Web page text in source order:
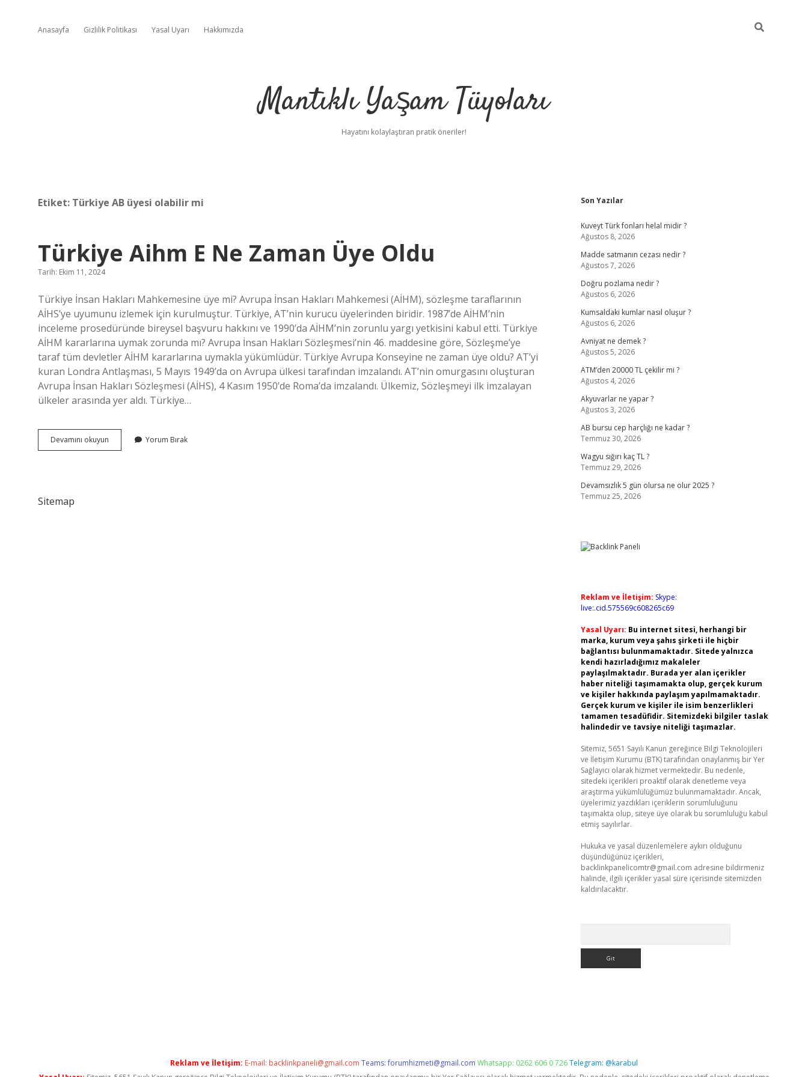
Anasayfa Gizlilik Politikası Yasal Uyarı Hakkımızda
Mantıklı Yaşam Tüyoları
Hayatını kolaylaştıran pratik öneriler!
Etiket: Türkiye AB üyesi olabilir mi
Türkiye Aihm E Ne Zaman Üye Oldu
Tarih: Ekim 11, 2024
Türkiye İnsan Hakları Mahkemesine üye mi? Avrupa İnsan Hakları Mahkemesi (AİHM), sözleşme taraflarının
AİHS’ye uyumunu izlemek için kurulmuştur. Türkiye, AT’nin kurucu üyelerinden biridir. 1987’de AİHM’nin
inceleme prosedüründe bireysel başvuru hakkını ve 1990’da AİHM’nin zorunlu yargı yetkisini kabul etti. Türkiye
AİHM kararlarına uymak zorunda mı? Avrupa İnsan Hakları Sözleşmesi’nin 46. maddesine göre, Sözleşme’ye
taraf tüm devletler AİHM kararlarına uymakla yükümlüdür. Türkiye Avrupa Konseyine ne zaman üye oldu? AT’yi
kuran Londra Antlaşması, 5 Mayıs 1949’da on Avrupa ülkesi tarafından imzalandı. AT’nin omurgasını oluşturan
Avrupa İnsan Hakları Sözleşmesi (AİHS), 4 Kasım 1950’de Roma’da imzalandı. Ülkemiz, Sözleşmeyi ilk imzalayan
ülkeler arasında yer aldı. Türkiye…
Devamını okuyun
Aihm
Yorum Bırak
Sitemap
Sidebar
Son Yazılar
Kuveyt Türk fonları helal midir ?
Ağustos 8, 2026
Madde satmanın cezası nedir ?
Ağustos 7, 2026
Doğru pozlama nedir ?
Ağustos 6, 2026
Kumsaldaki kumlar nasıl oluşur ?
Ağustos 6, 2026
Avniyat ne demek ?
Ağustos 5, 2026
ATM’den 20000 TL çekilir mi ?
Ağustos 4, 2026
Akyuvarlar ne yapar ?
Ağustos 3, 2026
AB bursu cep harçlığı ne kadar ?
Temmuz 30, 2026
Wagyu sığırı kaç TL ?
Temmuz 29, 2026
Devamsızlık 5 gün olursa ne olur 2025 ?
Temmuz 25, 2026
Reklam ve İletişim: Skype:
live:.cid.575569c608265c69
Yasal Uyarı: Bu internet sitesi, herhangi bir
marka, kurum veya şahıs şirketi ile hiçbir
bağlantısı bulunmamaktadır. Sitede yalnızca
kendi hazırladığımız makaleler
paylaşılmaktadır. Burada yer alan içerikler
haber niteliği taşımamakta olup, gerçek kurum
ve kişiler hakkında paylaşım yapılmamaktadır.
Gerçek kurum ve kişiler ile isim benzerlikleri
tamamen tesadüfidir. Sitemizdeki bilgiler taslak
halindedir ve tavsiye niteliği taşımazlar.
Sitemiz, 5651 Sayılı Kanun gereğince Bilgi Teknolojileri
ve İletişim Kurumu (BTK) tarafından onaylanmış bir Yer
Sağlayıcı olarak hizmet vermektedir. Bu nedenle,
sitedeki içerikleri proaktif olarak denetleme veya
araştırma yükümlülüğümüz bulunmamaktadır. Ancak,
üyelerimiz yazdıkları içeriklerin sorumluluğunu
taşımakta olup, siteye üye olarak bu sorumluluğu kabul
etmiş sayılırlar.
Hukuka ve yasal düzenlemelere aykırı olduğunu
düşündüğünüz içerikleri,
backlinkpanelicomtr@gmail.com adresine bildirmeniz
halinde, ilgili içerikler yasal süre içerisinde sitemizden
kaldırılacaktır.
Reklam ve İletişim: E-mail: backlinkpaneli@gmail.com Teams:forumhizmeti@gmail.com Whatsapp: 0262 606 0 726Telegram: @karabul